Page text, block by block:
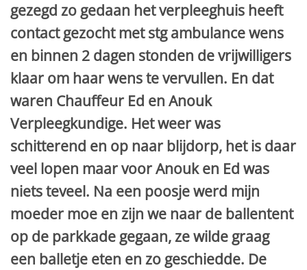
gezegd zo gedaan het verpleeghuis heeft
contact gezocht met stg ambulance wens
en binnen 2 dagen stonden de vrijwilligers
klaar om haar wens te vervullen. En dat
waren Chauffeur Ed en Anouk
Verpleegkundige. Het weer was
schitterend en op naar blijdorp, het is daar
veel lopen maar voor Anouk en Ed was
niets teveel. Na een poosje werd mijn
moeder moe en zijn we naar de ballentent
op de parkkade gegaan, ze wilde graag
een balletje eten en zo geschiedde. De